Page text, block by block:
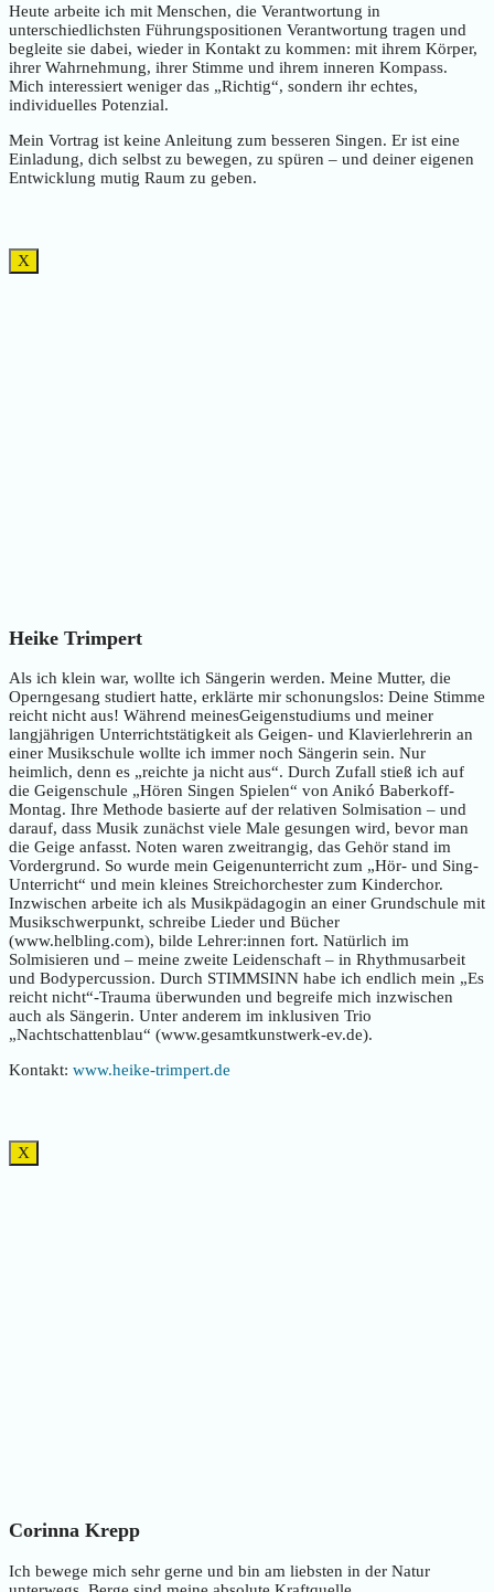
Heute arbeite ich mit Menschen, die Verantwortung in
unterschiedlichsten Führungspositionen Verantwortung tragen und
begleite sie dabei, wieder in Kontakt zu kommen: mit ihrem Körper,
ihrer Wahrnehmung, ihrer Stimme und ihrem inneren Kompass.
Mich interessiert weniger das „Richtig“, sondern ihr echtes,
individuelles Potenzial.
Mein Vortrag ist keine Anleitung zum besseren Singen. Er ist eine
Einladung, dich selbst zu bewegen, zu spüren – und deiner eigenen
Entwicklung mutig Raum zu geben.
X
Heike Trimpert
Als ich klein war, wollte ich Sängerin werden. Meine Mutter, die
Operngesang studiert hatte, erklärte mir schonungslos: Deine Stimme
reicht nicht aus! Während meinesGeigenstudiums und meiner
langjährigen Unterrichtstätigkeit als Geigen- und Klavierlehrerin an
einer Musikschule wollte ich immer noch Sängerin sein. Nur
heimlich, denn es „reichte ja nicht aus“. Durch Zufall stieß ich auf
die Geigenschule „Hören Singen Spielen“ von Anikó Baberkoff-
Montag. Ihre Methode basierte auf der relativen Solmisation – und
darauf, dass Musik zunächst viele Male gesungen wird, bevor man
die Geige anfasst. Noten waren zweitrangig, das Gehör stand im
Vordergrund. So wurde mein Geigenunterricht zum „Hör- und Sing-
Unterricht“ und mein kleines Streichorchester zum Kinderchor.
Inzwischen arbeite ich als Musikpädagogin an einer Grundschule mit
Musikschwerpunkt, schreibe Lieder und Bücher
(www.helbling.com), bilde Lehrer:innen fort. Natürlich im
Solmisieren und – meine zweite Leidenschaft – in Rhythmusarbeit
und Bodypercussion. Durch STIMMSINN habe ich endlich mein „Es
reicht nicht“-Trauma überwunden und begreife mich inzwischen
auch als Sängerin. Unter anderem im inklusiven Trio
„Nachtschattenblau“ (www.gesamtkunstwerk-ev.de).
Kontakt: www.heike-trimpert.de
X
Corinna Krepp
Ich bewege mich sehr gerne und bin am liebsten in der Natur